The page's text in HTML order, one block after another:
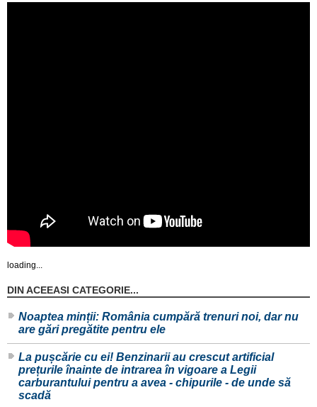
loading...
DIN ACEEASI CATEGORIE...
Noaptea minții: România cumpără trenuri noi, dar nu
are gări pregătite pentru ele
La pușcărie cu ei! Benzinarii au crescut artificial
prețurile înainte de intrarea în vigoare a Legii
carburantului pentru a avea - chipurile - de unde să
scadă